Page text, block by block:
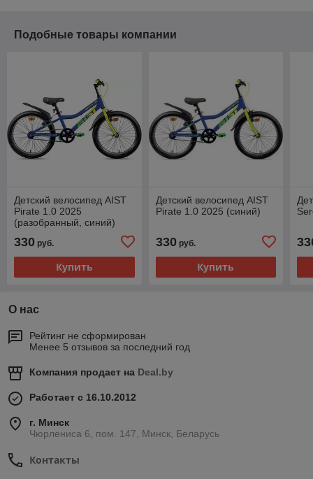
Подобные товары компании
Детский велосипед AIST
Pirate 1.0 2025
(разобранный, синий)
330 руб.
Купить
Детский велосипед AIST
Pirate 1.0 2025 (синий)
330руб.
Купить
О нас
Рейтинг не сформирован
Менее 5 отзывов за последний год
Компания продает на Deal.by
Работает с 16.10.2012
г. Минск
Чюрлениса 6, пом. 147, Минск, Беларусь
Контакты